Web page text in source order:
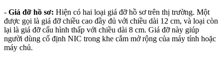
- Giá đỡ hồ sơ: Hiện có hai loại giá đỡ hồ sơ trên thị trường. Một
được gọi là giá đỡ chiều cao đầy đủ với chiều dài 12 cm, và loại còn
lại là giá đỡ cấu hình thấp với chiều dài 8 cm. Giá đỡ này giúp
người dùng cố định NIC trong khe cắm mở rộng của máy tính hoặc
máy chủ.